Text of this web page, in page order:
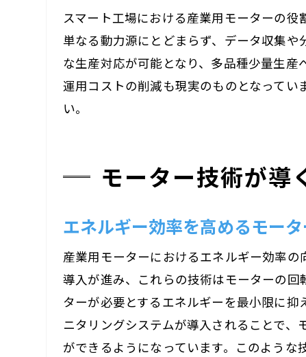
スマート工場における産業用モーターの
単なる動力源にとどまらず、データ収集
な生産対応が可能となり、多品種少量生産
運用コストの削減も現実のものとなって
い。
モーター技術が導
エネルギー効率を高めるモー
産業用モーターにおけるエネルギー効率
導入が進み、これらの技術はモーターの
ターが必要とするエネルギーを最小限に
ニタリングシステムが導入されることで
ができるようになっています。このような